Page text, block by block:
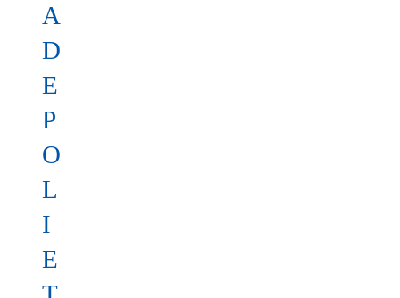
A
D
E
P
O
L
I
E